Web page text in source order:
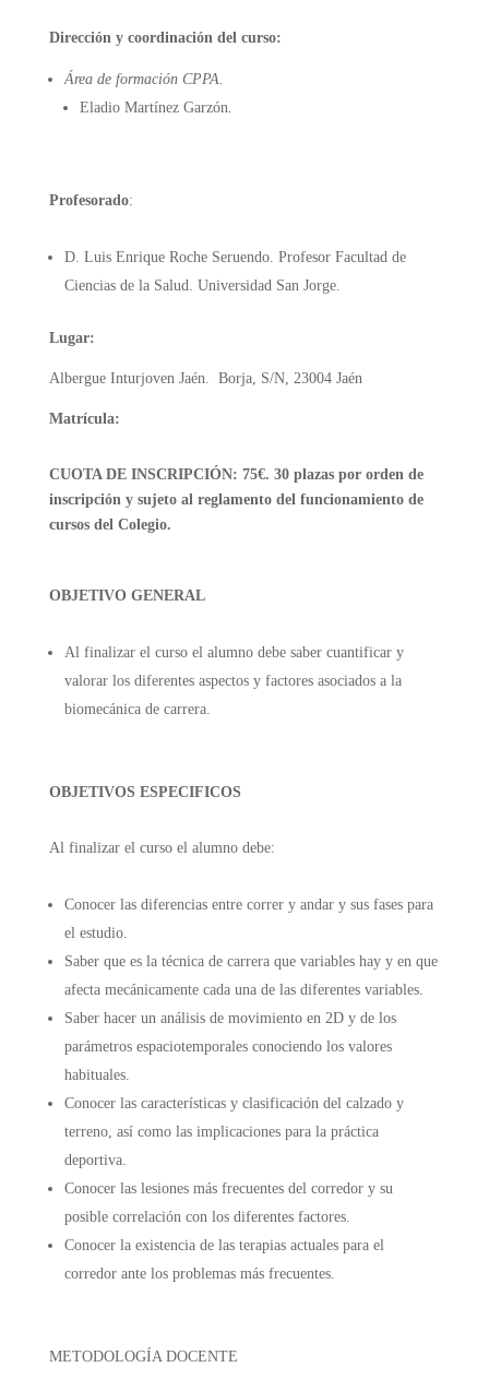
Dirección y coordinación del curso:
Área de formación CPPA.
Eladio Martínez Garzón.
Profesorado:
D. Luis Enrique Roche Seruendo. Profesor Facultad de
Ciencias de la Salud. Universidad San Jorge.
Lugar:
Albergue Inturjoven Jaén. Borja, S/N, 23004 Jaén
Matrícula:
CUOTA DE INSCRIPCIÓN: 75€. 30 plazas por orden de
inscripción y sujeto al reglamento del funcionamiento de
cursos del Colegio.
OBJETIVO GENERAL
Al finalizar el curso el alumno debe saber cuantificar y
valorar los diferentes aspectos y factores asociados a la
biomecánica de carrera.
OBJETIVOS ESPECIFICOS
Al finalizar el curso el alumno debe:
Conocer las diferencias entre correr y andar y sus fases para
el estudio.
Saber que es la técnica de carrera que variables hay y en que
afecta mecánicamente cada una de las diferentes variables.
Saber hacer un análisis de movimiento en 2D y de los
parámetros espaciotemporales conociendo los valores
habituales.
Conocer las características y clasificación del calzado y
terreno, así como las implicaciones para la práctica
deportiva.
Conocer las lesiones más frecuentes del corredor y su
posible correlación con los diferentes factores.
Conocer la existencia de las terapias actuales para el
corredor ante los problemas más frecuentes.
METODOLOGÍA DOCENTE